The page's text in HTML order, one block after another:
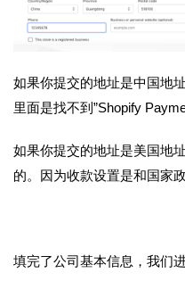
如果你提交的地址是中国地
里面是找不到”Shopify
如果你提交的地址是美国地
的。因为收款设置是和国家
填完了公司基本信息，我们